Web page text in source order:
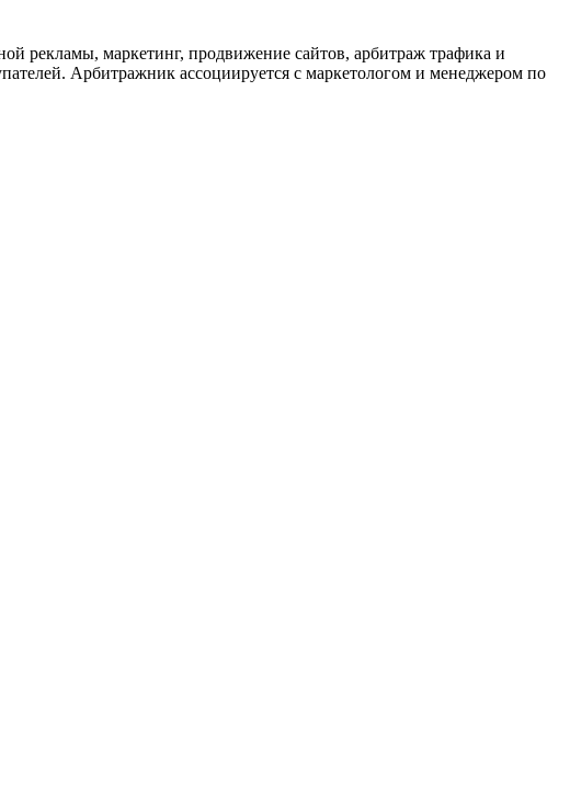
рекламы, маркетинг, продвижение сайтов, арбитраж трафика и
Арбитражник ассоциируется с маркетологом и менеджером по